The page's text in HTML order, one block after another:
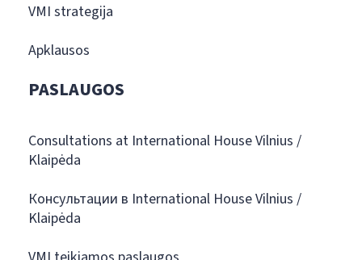
VMI strategija
Apklausos
PASLAUGOS
Consultations at International House Vilnius /
Klaipėda
Консультации в International House Vilnius /
Klaipėda